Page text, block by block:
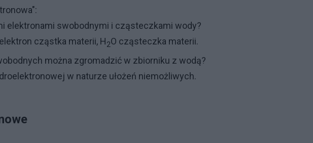
elektronami swobodnymi i cząsteczkami wody?
cząstka materii, H2O cząsteczka materii.
można zgromadzić w zbiorniku z wodą?
w naturze ułożeń niemożliwych.